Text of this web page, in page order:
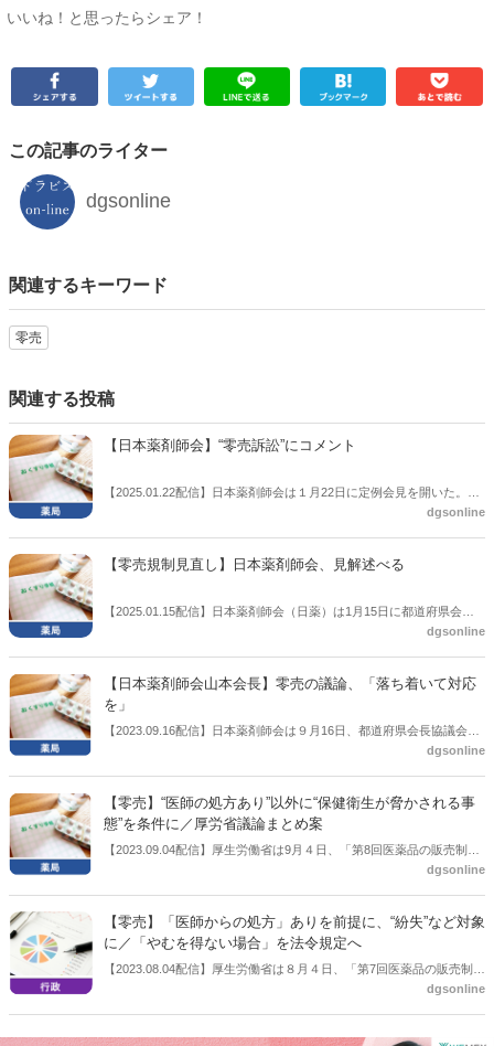
いいね！と思ったらシェア！
この記事のライター
dgsonline
関連するキーワード
零売
関連する投稿
【日本薬剤師会】“零売訴訟”にコメント
【2025.01.22配信】日本薬剤師会は１月22日に定例会見を開いた。こ
の中で記者から、いわゆる“零売”に関する訴訟が起きていることへの
dgsonline
【零売規制見直し】日本薬剤師会、見解述べる
【2025.01.15配信】日本薬剤師会（日薬）は1月15日に都道府県会長
協議会を開催した。この中で出席者から零売規制への日薬の見解を問
dgsonline
【日本薬剤師会山本会長】零売の議論、「落ち着いて対応
を」
【2023.09.16配信】日本薬剤師会は９月16日、都道府県会長協議会を
dgsonline
【零売】“医師の処方あり”以外に“保健衛生が脅かされる事
態”を条件に／厚労省議論まとめ案
【2023.09.04配信】厚生労働省は9月４日、「第8回医薬品の販売制度
に関する検討会」を開催し、これまでの議論のまとめとして「議論の
の医療用医薬品の販売のあり方」、いわゆる零売については、“医師の
処方あり”以外に“保健衛生が脅かされる事態”を条件にする方向を示し
た。
dgsonline
【零売】「医師からの処方」ありを前提に、“紛失”など対象
に／「やむを得ない場合」を法令規定へ
【2023.08.04配信】厚生労働省は８月４日、「第7回医薬品の販売制度
に関する検討会」を開催し、「処方箋医薬品以外の医療用医薬品の販
dgsonline